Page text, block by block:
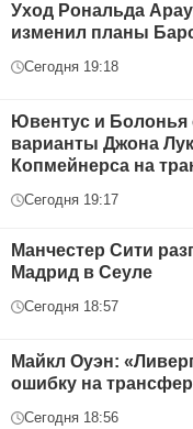
Уход Рональда
изменил планы
Сегодня 19:18
Ювентус и Болонья
варианты Джона
Копмейнерса на
Сегодня 19:17
Манчестер Сити
Мадрид в Сеуле
Сегодня 18:57
Майкл Оуэн:
ошибку на
Сегодня 18:56